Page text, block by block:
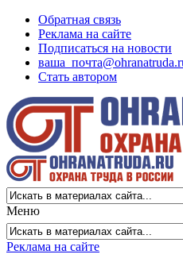
Обратная связь
Реклама на сайте
Подписаться на новости
Стать автором
Меню
Реклама на сайте